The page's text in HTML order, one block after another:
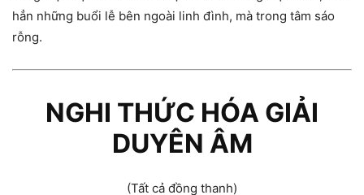
hẳn những buổi lễ bên ngoài linh đình, mà trong tâm sáo
rỗng.
NGHI THỨC HÓA GIẢI
DUYÊN ÂM
(Tất cả đồng thanh)